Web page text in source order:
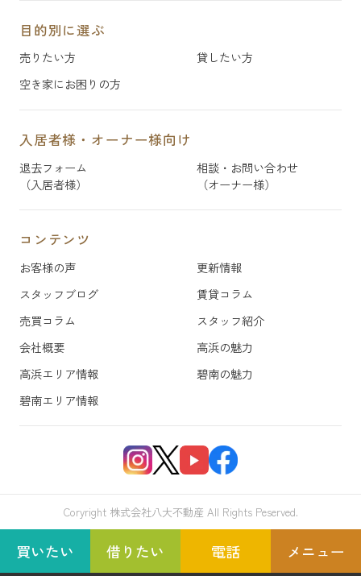
目的別に選ぶ
売りたい方
貸したい方
空き家にお困りの方
入居者様・オーナー様向け
退去フォーム
（入居者様）
相談・お問い合わせ
（オーナー様）
コンテンツ
お客様の声
更新情報
スタッフブログ
賃貸コラム
売買コラム
スタッフ紹介
会社概要
高浜の魅力
高浜エリア情報
碧南の魅力
碧南エリア情報
Coryright 株式会社八大不動産 All Rights Peserved.
買いたい 借りたい 電話 メニュー